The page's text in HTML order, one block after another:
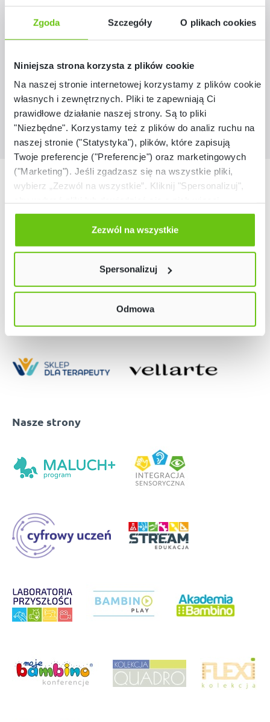
Zgoda Szczegóły O plikach cookies
Niniejsza strona korzysta z plików cookie
Na naszej stronie internetowej korzystamy z plików cookie:
własnych i zewnętrznych. Pliki te zapewniają Ci
prawidłowe działanie naszej strony. Są to pliki
"Niezbędne". Korzystamy też z plików do analiz ruchu na
naszej stronie ("Statystyka"), plików, które zapisują
Twoje preferencje ("Preferencje") oraz marketingowych
("Marketing"). Jeśli zgadzasz się na wszystkie pliki,
wybierz „Zezwól na wszystkie”. Kliknij "Spersonalizuj",
Odmów zgody poprzez przycisk „Odmowa”. Wtedy
użyjemy tylko plików niezbędnych dla naszej strony.
Twój wybór możesz zmienić przez kliknięcie przycisku w
Polityce prywatności
Zezwól na wszystkie
Spersonalizuj
Odmowa
Pufa wklęsła biała
659,90 zł - 719,90 zł
Nasze marki
Nasze strony